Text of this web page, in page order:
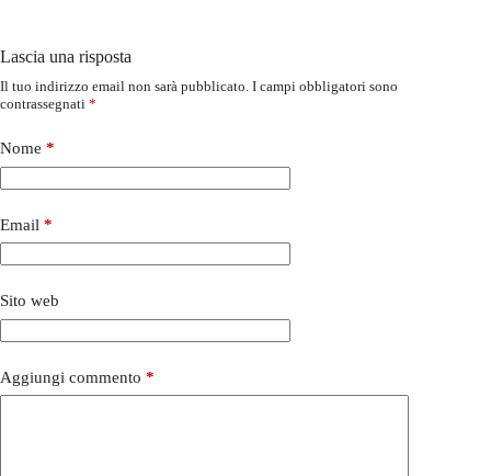
Lascia una risposta
Il tuo indirizzo email non sarà pubblicato. I campi obbligatori sono
contrassegnati *
Nome *
Email *
Sito web
Aggiungi commento *